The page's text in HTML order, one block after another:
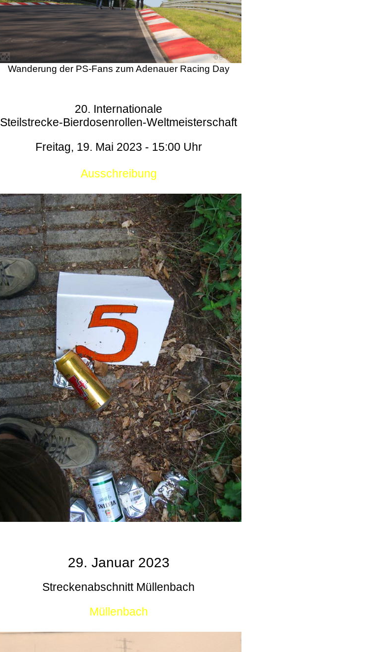
Wanderung der PS-Fans zum Adenauer Racing Day
20. Internationale
Steilstrecke-Bierdosenrollen-Weltmeisterschaft
Freitag, 19. Mai 2023 - 15:00 Uhr
Ausschreibung
29. Januar 2023
Streckenabschnitt Müllenbach
Müllenbach